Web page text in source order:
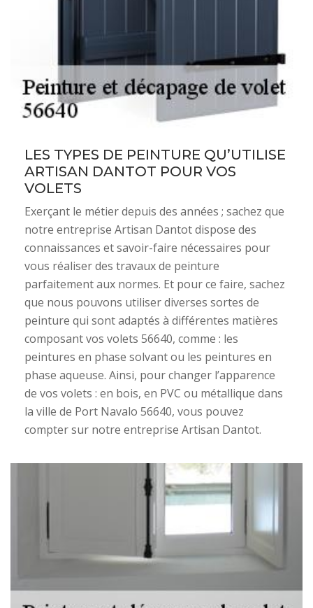
LES TYPES DE PEINTURE QU’UTILISE
ARTISAN DANTOT POUR VOS
VOLETS
Exerçant le métier depuis des années ; sachez que
notre entreprise Artisan Dantot dispose des
connaissances et savoir-faire nécessaires pour
vous réaliser des travaux de peinture
parfaitement aux normes. Et pour ce faire, sachez
que nous pouvons utiliser diverses sortes de
peinture qui sont adaptés à différentes matières
composant vos volets 56640, comme : les
peintures en phase solvant ou les peintures en
phase aqueuse. Ainsi, pour changer l’apparence
de vos volets : en bois, en PVC ou métallique dans
la ville de Port Navalo 56640, vous pouvez
compter sur notre entreprise Artisan Dantot.